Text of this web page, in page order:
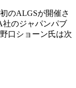
のALGSが開催さ
社のジャパンパブ
口ショーン氏は次